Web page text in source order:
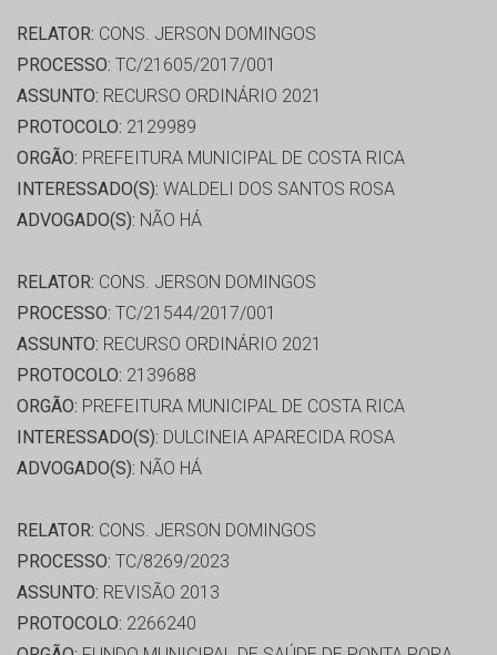
RELATOR: CONS. JERSON DOMINGOS
PROCESSO: TC/21605/2017/001
ASSUNTO: RECURSO ORDINÁRIO 2021
PROTOCOLO: 2129989
ORGÃO: PREFEITURA MUNICIPAL DE COSTA RICA
INTERESSADO(S): WALDELI DOS SANTOS ROSA
ADVOGADO(S): NÃO HÁ
RELATOR: CONS. JERSON DOMINGOS
PROCESSO: TC/21544/2017/001
ASSUNTO: RECURSO ORDINÁRIO 2021
PROTOCOLO: 2139688
ORGÃO: PREFEITURA MUNICIPAL DE COSTA RICA
INTERESSADO(S): DULCINEIA APARECIDA ROSA
ADVOGADO(S): NÃO HÁ
RELATOR: CONS. JERSON DOMINGOS
PROCESSO: TC/8269/2023
ASSUNTO: REVISÃO 2013
PROTOCOLO: 2266240